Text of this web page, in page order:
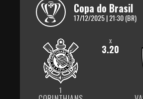
Copa do Brasil
17/12/2025 | 21:30 (BR)
1
x
3.20